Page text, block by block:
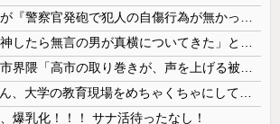
爆乳化！！！ サナ活待ったなし！